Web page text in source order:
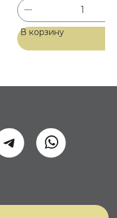
ГРЕНКАМИ И
"ПАРМЕЗАН"
В корзину